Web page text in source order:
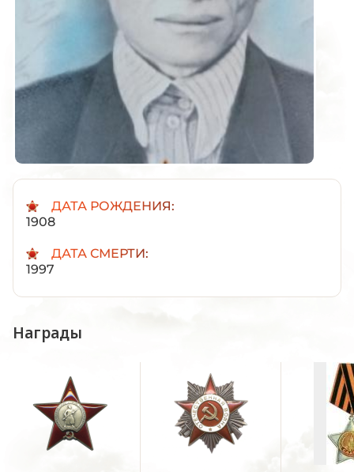
ДАТА РОЖДЕНИЯ:
1908
ДАТА СМЕРТИ:
1997
Награды